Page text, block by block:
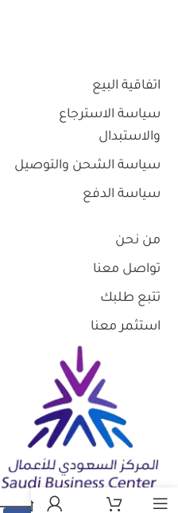
اتفاقية البيع
سياسة الاسترجاع
والاستبدال
سياسة الشحن والتوصيل
سياسة الدفع
من نحن
تواصل معنا
تتبع طلبك
استثمر معنا